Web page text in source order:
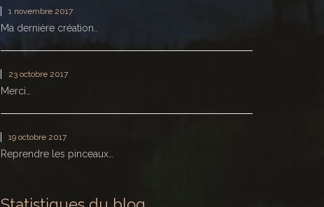
1 novembre 2017
Ma dernière création..
23 octobre 2017
Merci…
19 octobre 2017
Reprendre les pinceaux…